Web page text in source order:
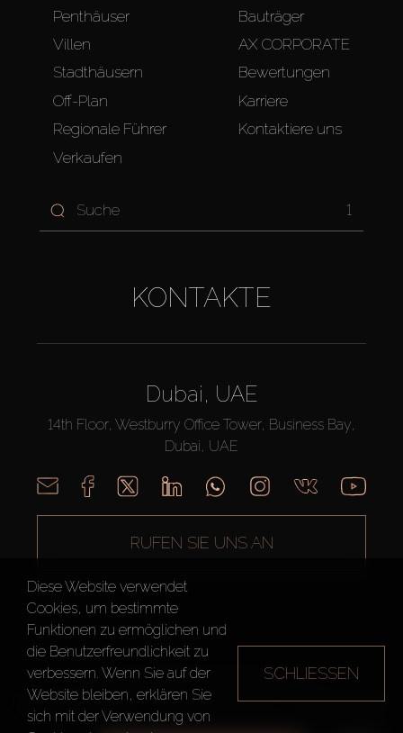
Penthäuser
Villen
Stadthäusern
Off-Plan
Regionale Führer
Verkaufen
Bauträger
AX CORPORATE
Bewertungen
Karriere
Kontaktiere uns
1
KONTAKTE
Dubai, UAE
14th Floor, Westburry Office Tower, Business Bay,
Dubai, UAE
RUFEN SIE UNS AN
AX CAPITAL ©2026 Alle Rechte vorbehalten
Nutzungsbedingungen
Datenschutzrichtlinie Seitenverzeichnis
Diese Website verwendet
Cookies, um bestimmte
Funktionen zu ermöglichen und
die Benutzerfreundlichkeit zu
verbessern. Wenn Sie auf der
Website bleiben, erklären Sie
sich mit der Verwendung von
SCHLIESSEN